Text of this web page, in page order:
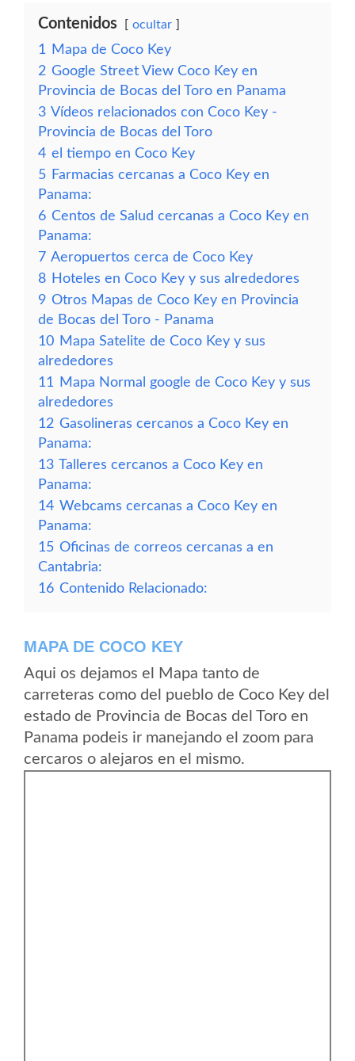
Contenidos ocultar
1
Mapa de Coco Key
2 Google Street View Coco Key en
Provincia de Bocas del Toro en Panama
3 Vídeos relacionados con Coco Key -
Provincia de Bocas del Toro
4 el tiempo en Coco Key
5 Farmacias cercanas a Coco Key en
Panama:
6 Centos de Salud cercanas a Coco Key en
Panama:
7 Aeropuertos cerca de Coco Key
8 Hoteles en Coco Key y sus alrededores
9 Otros Mapas de Coco Key en Provincia
de Bocas del Toro - Panama
10 Mapa Satelite de Coco Key y sus
alrededores
11
Mapa Normal google de Coco Key y sus
alrededores
12 Gasolineras cercanos a Coco Key en
Panama:
13 Talleres cercanos a Coco Key en
Panama:
14 Webcams cercanas a Coco Key en
Panama:
15 Oficinas de correos cercanas a en
Cantabria:
16 Contenido Relacionado:
MAPA DE COCO KEY
Aqui os dejamos el Mapa tanto de
carreteras como del pueblo de Coco Key del
estado de Provincia de Bocas del Toro en
Panama podeis ir manejando el zoom para
cercaros o alejaros en el mismo.